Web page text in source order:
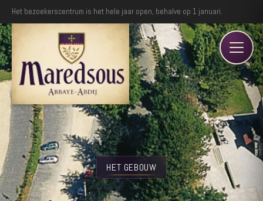
Het bezoekerscentrum is het hele jaar open, behalve op 1 januari.
HET GEBOUW